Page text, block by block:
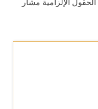
الحقول الإلزامية مشار